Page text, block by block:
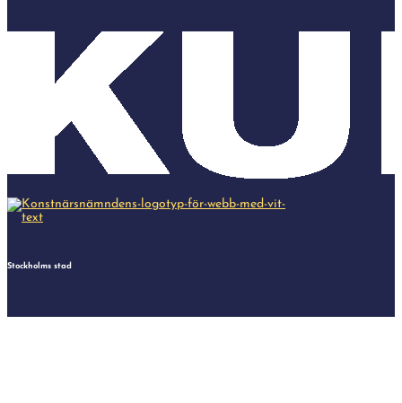
Stockholms stad